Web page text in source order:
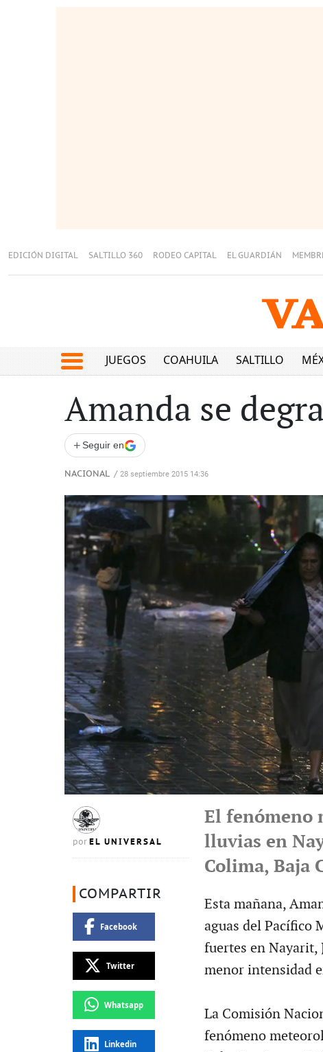
EDICIÓN DIGITAL SALTILLO 360 RODEO CAPITAL EL GUARDIÁN
JUEGOS COAHUILA SALTILLO
Amanda se
+ Seguir en
NACIONAL / 28 septiembre 2015 14:36
por EL UNIVERSAL
COMPARTIR
Facebook
Twitter
Whatsapp
Linkedin
El fenómeno
lluvias en
Colima, Baja
Esta mañana,
aguas del Pacífico
fuertes en Nayarit,
menor intensidad
La Comisión
fenómeno